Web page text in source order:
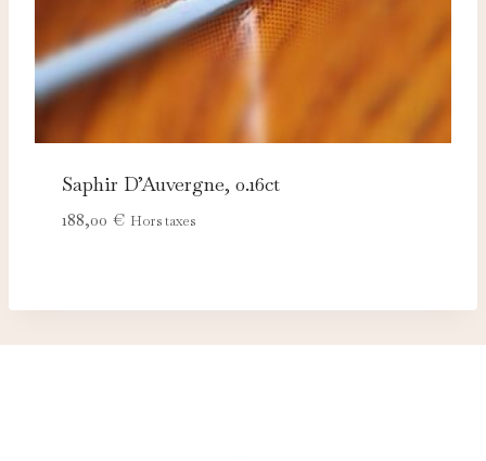
Saphir D’Auvergne, 0.16ct
188,00 € Hors taxes